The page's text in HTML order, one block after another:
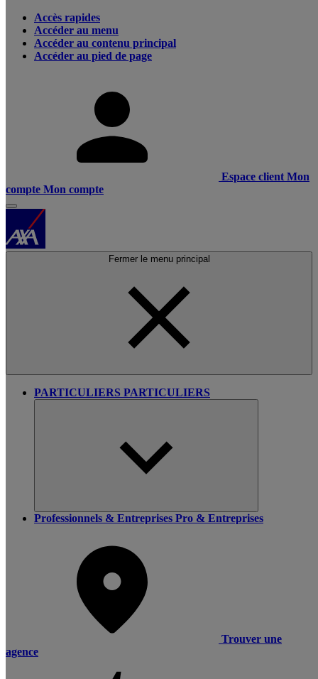
Accès rapides
Accéder au menu
Accéder au contenu principal
Accéder au pied de page
Espace client Mon
compte Mon compte
Fermer le menu principal
PARTICULIERS PARTICULIERS
Professionnels & Entreprises Pro & Entreprises
Trouver une
agence